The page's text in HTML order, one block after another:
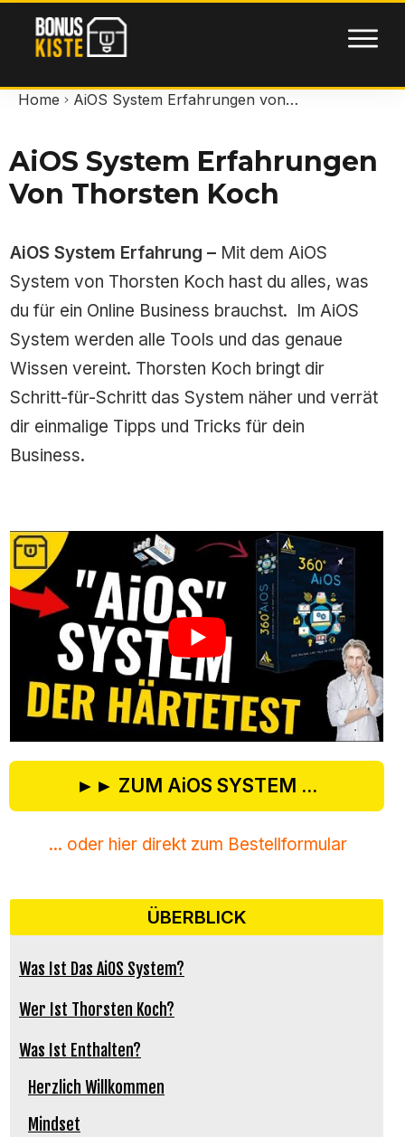
Home AiOS System Erfahrungen von Thorsten Koch
AiOS System Erfahrungen
Von Thorsten Koch
AiOS System Erfahrung – Mit dem AiOS
System von Thorsten Koch hast du alles, was
du für ein Online Business brauchst. Im AiOS
System werden alle Tools und das genaue
Wissen vereint. Thorsten Koch bringt dir
Schritt-für-Schritt das System näher und verrät
dir einmalige Tipps und Tricks für dein
Business.
►► ZUM AiOS SYSTEM ...
... oder hier direkt zum Bestellformular
ÜBERBLICK
Was Ist Das AiOS System?
Wer Ist Thorsten Koch?
Was Ist Enthalten?
Herzlich Willkommen
Mindset